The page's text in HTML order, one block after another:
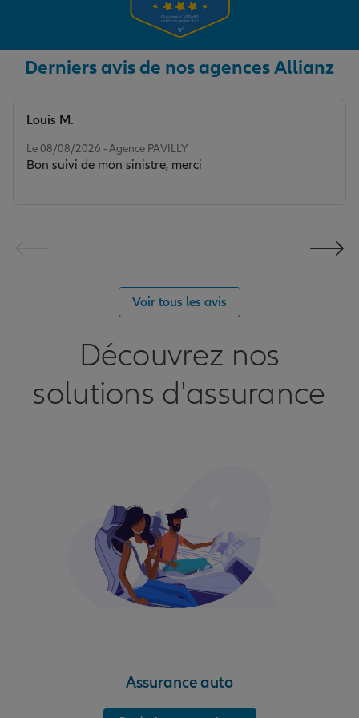
Derniers avis de nos agences Allianz
Le 08/08/2026 - Agence PAVILLY
Bon suivi de mon sinistre, merci
Louis M.
Voir tous les avis
Découvrez nos
solutions d'assurance
Assurance auto